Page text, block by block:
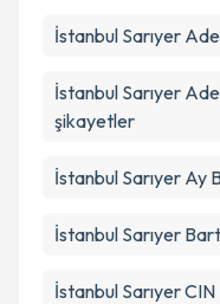
İstanbul Sarıyer
İstanbul Sarıyer
şikayetler
İstanbul Sarıyer Ay
İstanbul Sarıyer
İstanbul Sarıyer CIN